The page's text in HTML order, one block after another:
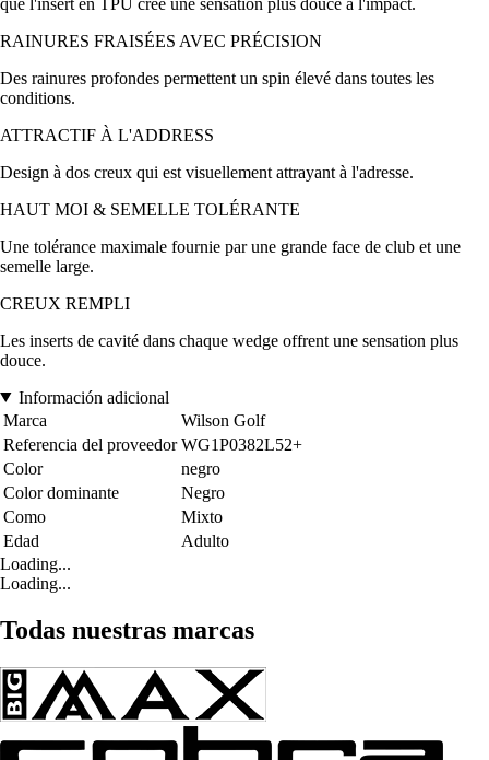
RAINURES FRAISÉES AVEC PRÉCISION
Des rainures profondes permettent un spin élevé dans toutes les
conditions.
ATTRACTIF À L'ADDRESS
Design à dos creux qui est visuellement attrayant à l'adresse.
HAUT MOI & SEMELLE TOLÉRANTE
Une tolérance maximale fournie par une grande face de club et une
semelle large.
CREUX REMPLI
Les inserts de cavité dans chaque wedge offrent une sensation plus
douce.
Información adicional
Marca
Wilson Golf
Referencia del proveedor WG1P0382L52+
Color
negro
Color dominante
Negro
Como
Mixto
Edad
Adulto
Loading...
Loading...
Todas nuestras marcas